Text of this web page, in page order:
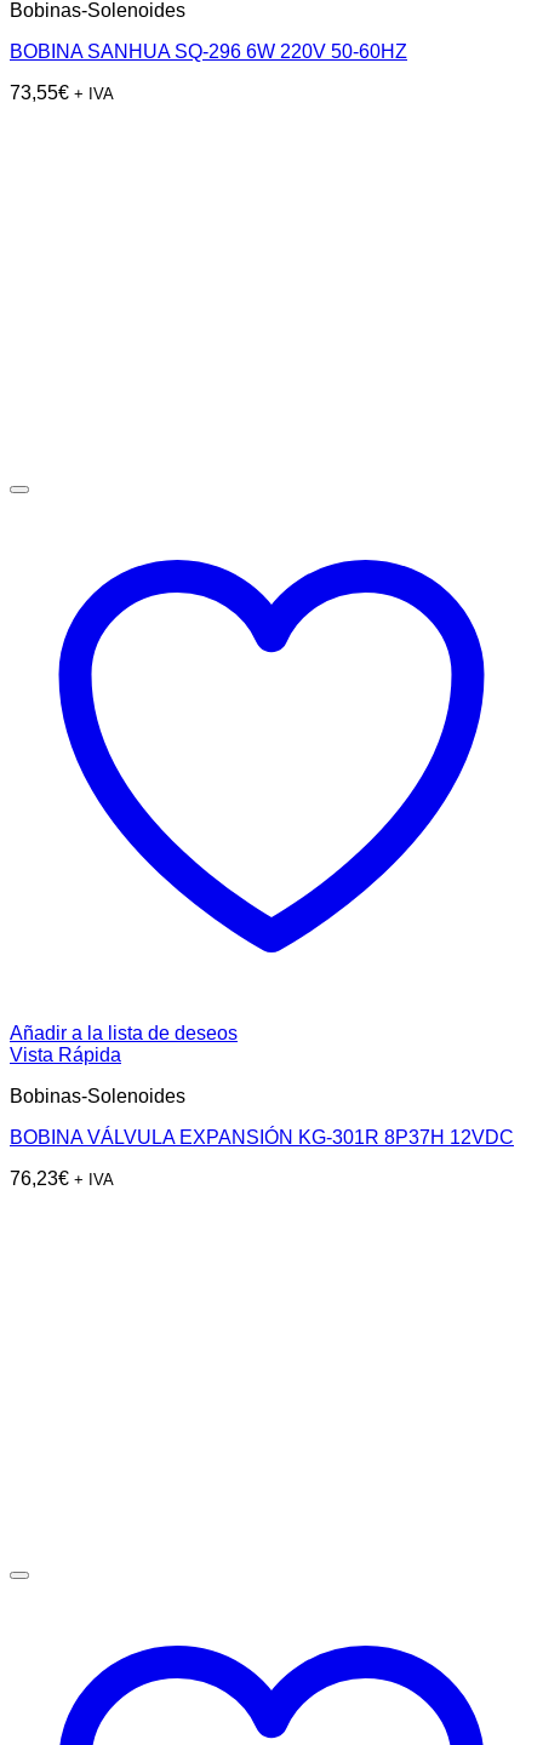
Bobinas-Solenoides
BOBINA SANHUA SQ-296 6W 220V 50-60HZ
73,55€ + IVA
Añadir a la lista de deseos
Vista Rápida
Bobinas-Solenoides
BOBINA VÁLVULA EXPANSIÓN KG-301R 8P37H 12VDC
76,23€ + IVA